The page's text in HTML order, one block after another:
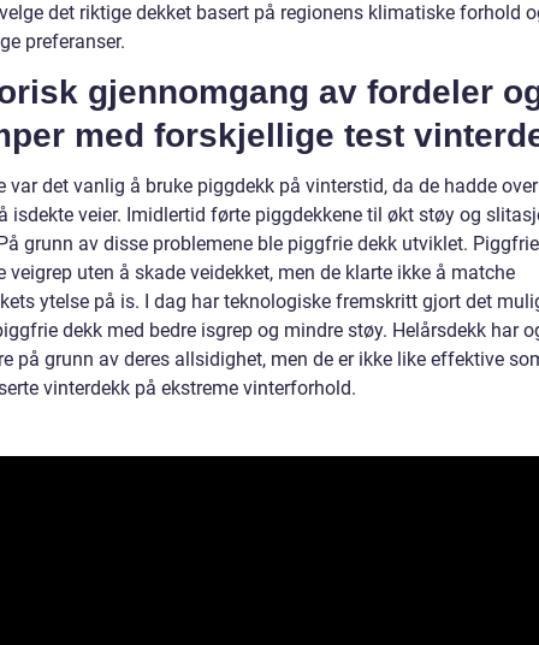
det riktige dekket basert på regionens klimatiske forhold
preferanser.
gjennomgang av fordeler
med forskjellige test
var det vanlig å bruke piggdekk på vinterstid, da de hadde
isdekte veier. Imidlertid førte piggdekkene til økt støy og
grunn av disse problemene ble piggfrie dekk utviklet.
veigrep uten å skade veidekket, men de klarte ikke å matche
ytelse på is. I dag har teknologiske fremskritt gjort det
dekk med bedre isgrep og mindre støy. Helårsdekk har
på grunn av deres allsidighet, men de er ikke like effektive
vinterdekk på ekstreme vinterforhold.